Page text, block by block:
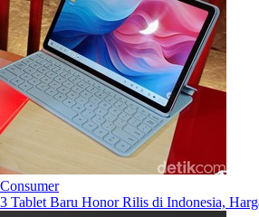
Consumer
3 Tablet Baru Honor Rilis di Indonesia,